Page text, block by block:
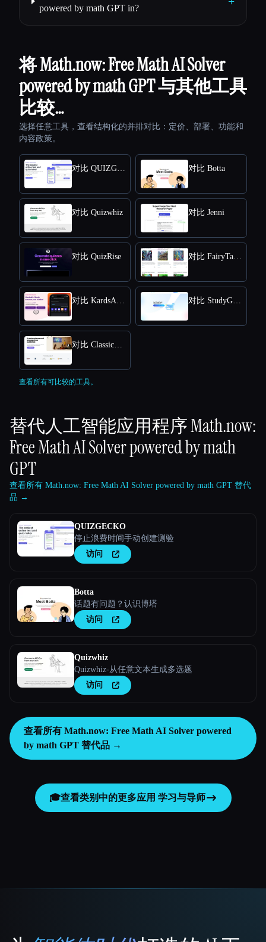
powered by math GPT in?
将 Math.now: Free Math AI Solver
powered by math GPT 与其他工具
比较…
选择任意工具，查看结构化的并排对比：定价、部署、功能和
内容政策。
对比 QUIZGECKO 对比 Botta
对比 Quizwhiz 对比 Jenni
对比 QuizRise 对比 FairyTailAI
对比 KardsAI - AI Flashcard Maker 对比 StudyGPT
对比 Classicquiz com
查看所有可比较的工具。
替代人工智能应用程序Math.now:
Free Math AI Solver powered by math
GPT
查看所有 Math.now: Free Math AI Solver powered by math GPT 替代
品 →
QUIZGECKO
停止浪费时间手动创建测验
访问
Botta
话题有问题？认识博塔
访问
Quizwhiz
Quizwhiz-从任意文本生成多选题
访问
查看所有 Math.now: Free Math AI Solver powered
by math GPT 替代品 →
🎓查看类别中的更多应用 学习与导师